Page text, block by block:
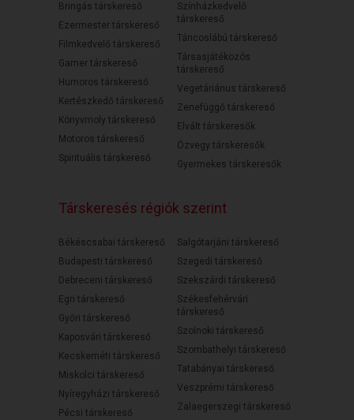
Bringás társkereső
Ezermester társkereső
Filmkedvelő társkereső
Gamer társkereső
Humoros társkereső
Kertészkedő társkereső
Könyvmoly társkereső
Motoros társkereső
Spirituális társkereső
Színházkedvelő
társkereső
Táncoslábú társkereső
Társasjátékozós
társkereső
Vegetáriánus társkereső
Zenefüggő társkereső
Elvált társkeresők
Özvegy társkeresők
Gyermekes társkeresők
Társkeresés régiók szerint
Békéscsabai társkereső
Budapesti társkereső
Debreceni társkereső
Egri társkereső
Győri társkereső
Kaposvári társkereső
Kecskeméti társkereső
Miskolci társkereső
Nyíregyházi társkereső
Pécsi társkereső
Salgótarjáni társkereső
Szegedi társkereső
Szekszárdi társkereső
Székesfehérvári
társkereső
Szolnoki társkereső
Szombathelyi társkereső
Tatabányai társkereső
Veszprémi társkereső
Zalaegerszegi társkereső